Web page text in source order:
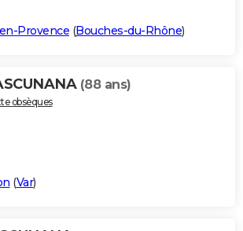
Provence (Bouches-du-Rhône)
(88 ans)
obsèques
(Var)